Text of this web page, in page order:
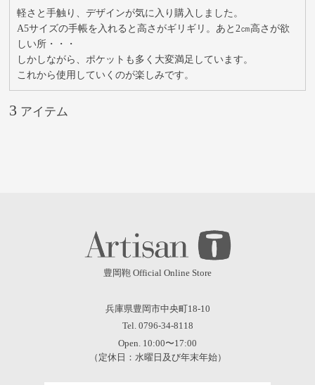
軽さと手触り、デザインが気に入り購入しました。
A5サイズの手帳を入れると高さがギリギリ。あと2㎝高さが欲
しい所・・・
しかしながら、ポケットも多く大変満足しています。
これから使用していくのが楽しみです。
3
豊岡鞄 Official Online Store
兵庫県豊岡市中央町18-10
Tel. 0796-34-8118
Open. 10:00〜17:00
（定休日：水曜日及び年末年始）